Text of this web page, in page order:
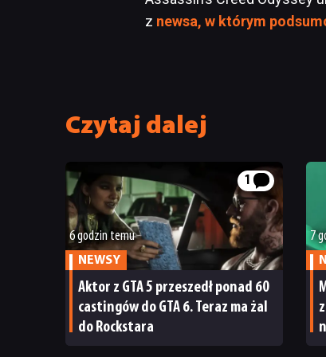
z newsa, w którym
Czytaj dalej
1
6 godzin temu
NEWSY
Aktor z GTA 5 przeszedł ponad 60
castingów do GTA 6. Teraz ma żal
do Rockstara
7